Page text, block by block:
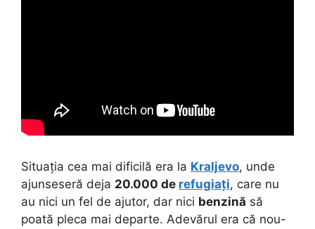
Situația cea mai dificilă era la Kraljevo, unde
ajunseseră deja 20.000 de refugiați, care nu
au nici un fel de ajutor, dar nici benzină să
poată pleca mai departe. Adevărul era că nou-